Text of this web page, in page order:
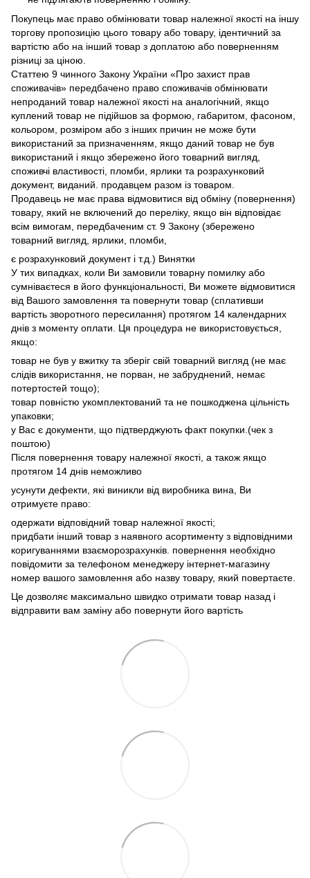
Покупець має право обмінювати товар належної якості на іншу
торгову пропозицію цього товару або товару, ідентичний за
вартістю або на інший товар з доплатою або поверненням
різниці за ціною.
Статтею 9 чинного Закону України «Про захист прав
споживачів» передбачено право споживачів обмінювати
непроданий товар належної якості на аналогічний, якщо
куплений товар не підійшов за формою, габаритом, фасоном,
кольором, розміром або з інших причин не може бути
використаний за призначенням, якщо даний товар не був
використаний і якщо збережено його товарний вигляд,
споживчі властивості, пломби, ярлики та розрахунковий
документ, виданий. продавцем разом із товаром.
Продавець не має права відмовитися від обміну (повернення)
товару, який не включений до переліку, якщо він відповідає
всім вимогам, передбаченим ст. 9 Закону (збережено
товарний вигляд, ярлики, пломби,
є розрахунковий документ і т.д.) Винятки
У тих випадках, коли Ви замовили товарну помилку або
сумніваєтеся в його функціональності, Ви можете відмовитися
від Вашого замовлення та повернути товар (сплативши
вартість зворотного пересилання) протягом 14 календарних
днів з моменту оплати. Ця процедура не використовується,
якщо:
товар не був у вжитку та зберіг свій товарний вигляд (не має
слідів використання, не порван, не забруднений, немає
потертостей тощо);
товар повністю укомплектований та не пошкоджена цільність
упаковки;
у Вас є документи, що підтверджують факт покупки.(чек з
поштою)
Після повернення товару належної якості, а також якщо
протягом 14 днів неможливо
усунути дефекти, які виникли від виробника вина, Ви
отримуєте право:
одержати відповідний товар належної якості;
придбати інший товар з наявного асортименту з відповідними
коригуваннями взаєморозрахунків. повернення необхідно
повідомити за телефоном менеджеру інтернет-магазину
номер вашого замовлення або назву товару, який повертаєте.
Це дозволяє максимально швидко отримати товар назад і
відправити вам заміну або повернути його вартість